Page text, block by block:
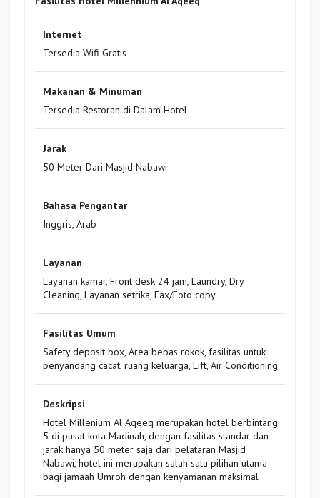
Internet
Tersedia Wifi Gratis
Makanan & Minuman
Tersedia Restoran di Dalam Hotel
Jarak
50 Meter Dari Masjid Nabawi
Bahasa Pengantar
Inggris, Arab
Layanan
Layanan kamar, Front desk 24 jam, Laundry, Dry
Cleaning, Layanan setrika, Fax/Foto copy
Fasilitas Umum
Safety deposit box, Area bebas rokok, fasilitas untuk
penyandang cacat, ruang keluarga, Lift, Air Conditioning
Deskripsi
Hotel Millenium Al Aqeeq merupakan hotel berbintang
5 di pusat kota Madinah, dengan fasilitas standar dan
jarak hanya 50 meter saja dari pelataran Masjid
Nabawi, hotel ini merupakan salah satu pilihan utama
bagi jamaah Umroh dengan kenyamanan maksimal